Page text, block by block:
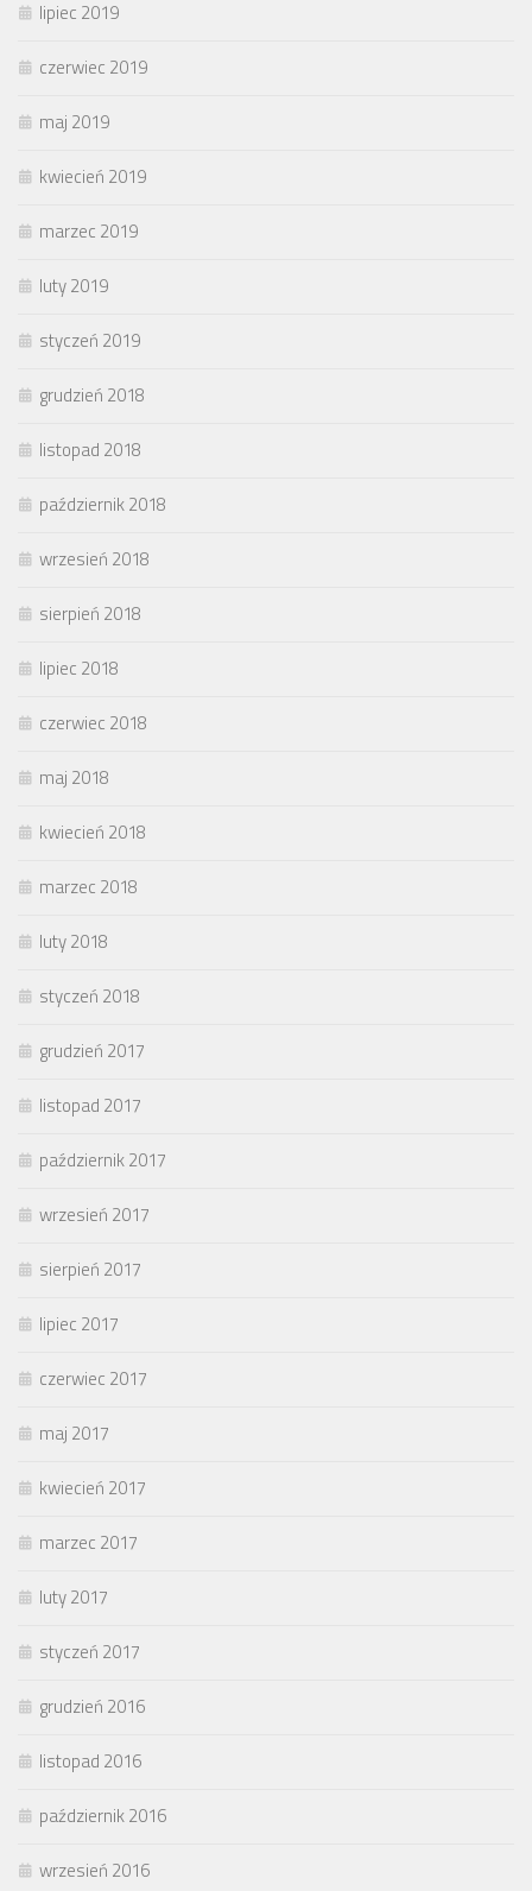
lipiec 2019
czerwiec 2019
maj 2019
kwiecień 2019
marzec 2019
luty 2019
styczeń 2019
grudzień 2018
listopad 2018
październik 2018
wrzesień 2018
sierpień 2018
lipiec 2018
czerwiec 2018
maj 2018
kwiecień 2018
marzec 2018
luty 2018
styczeń 2018
grudzień 2017
listopad 2017
październik 2017
wrzesień 2017
sierpień 2017
lipiec 2017
czerwiec 2017
maj 2017
kwiecień 2017
marzec 2017
luty 2017
styczeń 2017
grudzień 2016
listopad 2016
październik 2016
wrzesień 2016